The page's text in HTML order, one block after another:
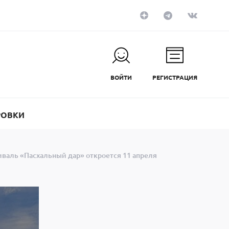
ВОЙТИ РЕГИСТРАЦИЯ
«Пасхальный дар» откроется 11 апреля